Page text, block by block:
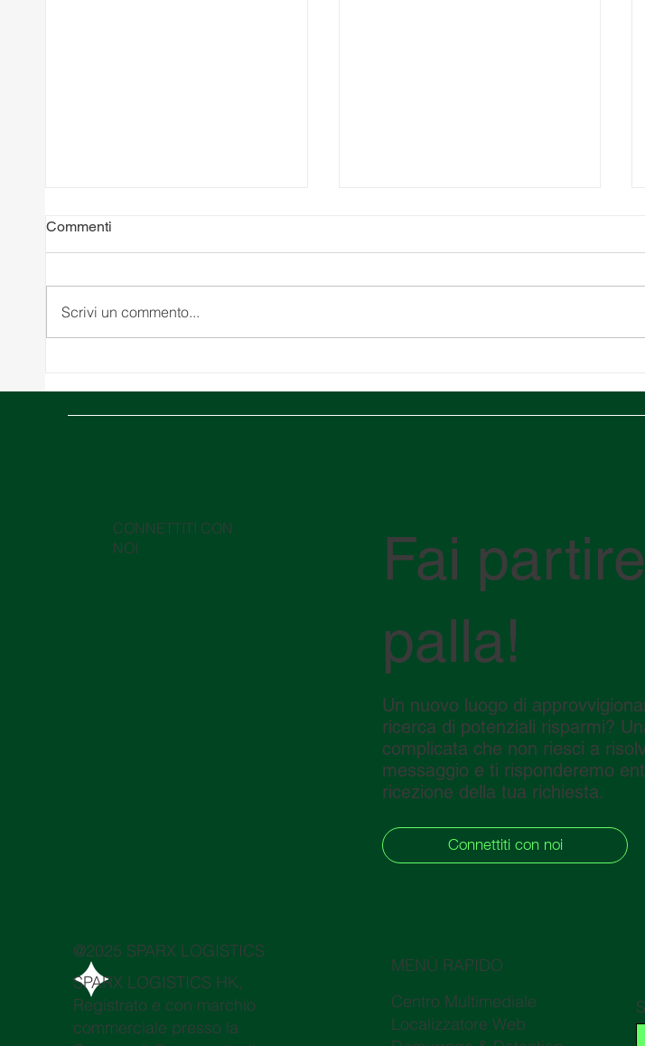
logistica globale
Commenti
Scrivi un commento...
CONNETTITI CON
NOI
Fai
palla!
Un nuovo luogo di
ricerca di potenziali risparmi?
complicata che non riesci a
messaggio e ti risponderemo
ricezione della tua richiesta.
Connettiti con noi
@2025 SPARX LOGISTICS
SPARX LOGISTICS HK,
Registrato e con marchio
commerciale presso la
MENÙ RAPIDO
Centro Multimediale
Localizzatore Web